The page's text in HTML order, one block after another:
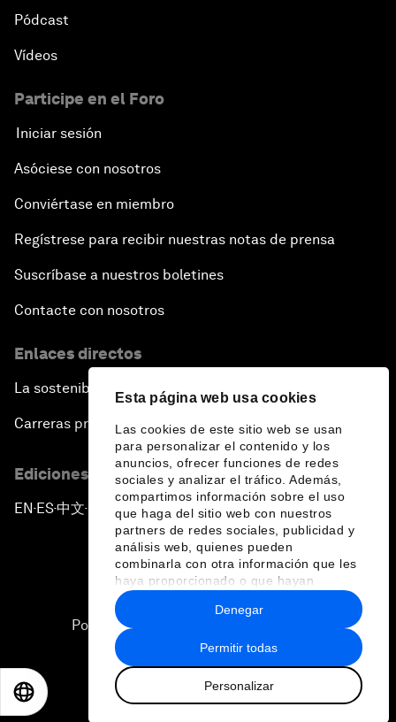
Esta página web usa cookies
Las cookies de este sitio web se usan
para personalizar el contenido y los
anuncios, ofrecer funciones de redes
sociales y analizar el tráfico. Además,
compartimos información sobre el uso
que haga del sitio web con nuestros
partners de redes sociales, publicidad y
análisis web, quienes pueden
combinarla con otra información que les
haya proporcionado o que hayan
recopilado a partir del uso que haya
hecho de sus servicios.
Permitir todas
Personalizar
Denegar
Pódcast
Vídeos
Participe en el Foro
Iniciar sesión
Asóciese con nosotros
Conviértase en miembro
Regístrese para recibir nuestras notas de prensa
Suscríbase a nuestros boletines
Contacte con nosotros
Enlaces directos
La sostenibilidad en el Foro
Carreras profesionales
Ediciones en otros idiomas
EN ▪ ES▪中文▪ 日本語
Política de privacidad y normas de uso
2026 Foro Económico Mundial